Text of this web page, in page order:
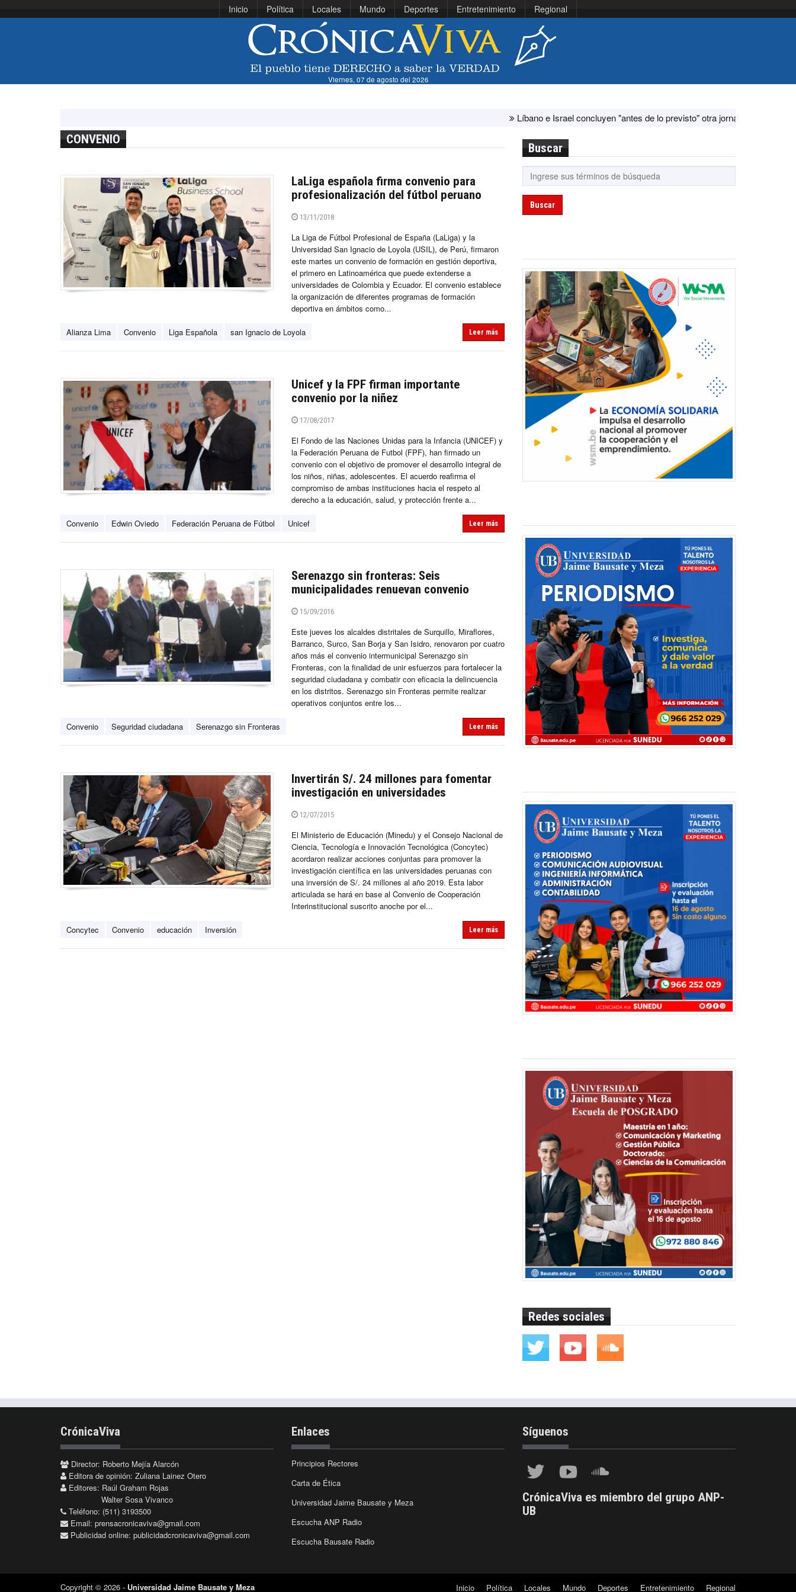
Inicio Política Locales Mundo Deportes Entretenimiento Regional
Viernes, 07 de agosto del 2026
Líbano e Israel concluyen "antes de lo previsto" otra jornada de diálogo por
CONVENIO
LaLiga española firma convenio para
profesionalización del fútbol peruano
13/11/2018
La Liga de Fútbol Profesional de España (LaLiga) y la
Universidad San Ignacio de Loyola (USIL), de Perú, firmaron
este martes un convenio de formación en gestión deportiva,
el primero en Latinoamérica que puede extenderse a
universidades de Colombia y Ecuador. El convenio establece
la organización de diferentes programas de formación
deportiva en ámbitos como...
Alianza Lima Convenio Liga Española san Ignacio de Loyola Leer más
Unicef y la FPF firman importante
convenio por la niñez
17/08/2017
El Fondo de las Naciones Unidas para la Infancia (UNICEF) y
la Federación Peruana de Futbol (FPF), han firmado un
convenio con el objetivo de promover el desarrollo integral de
los niños, niñas, adolescentes. El acuerdo reafirma el
compromiso de ambas instituciones hacia el respeto al
derecho a la educación, salud, y protección frente a...
Convenio Edwin Oviedo Federación Peruana de Fútbol Unicef Leer más
Serenazgo sin fronteras: Seis
municipalidades renuevan convenio
15/09/2016
Este jueves los alcaldes distritales de Surquillo, Miraflores,
Barranco, Surco, San Borja y San Isidro, renovaron por cuatro
años más el convenio intermunicipal Serenazgo sin
Fronteras, con la finalidad de unir esfuerzos para fortalecer la
seguridad ciudadana y combatir con eficacia la delincuencia
en los distritos. Serenazgo sin Fronteras permite realizar
operativos conjuntos entre los...
Convenio Seguridad ciudadana Serenazgo sin Fronteras Leer más
Invertirán S/. 24 millones para fomentar
investigación en universidades
12/07/2015
El Ministerio de Educación (Minedu) y el Consejo Nacional de
Ciencia, Tecnología e Innovación Tecnológica (Concytec)
acordaron realizar acciones conjuntas para promover la
investigación científica en las universidades peruanas con
una inversión de S/. 24 millones al año 2019. Esta labor
articulada se hará en base al Convenio de Cooperación
Interinstitucional suscrito anoche por el...
Concytec Convenio educación Inversión Leer más
Buscar
Buscar
Redes sociales
CrónicaViva
Director: Roberto Mejía Alarcón
Editora de opinión: Zuliana Lainez Otero
Editores: Raúl Graham Rojas
Walter Sosa Vivanco
Teléfono: (511) 3193500
Email: prensacronicaviva@gmail.com
Publicidad online: publicidadcronicaviva@gmail.com
Enlaces
Principios Rectores
Carta de Ética
Universidad Jaime Bausate y Meza
Escucha ANP Radio
Escucha Bausate Radio
Síguenos
CrónicaViva es miembro del grupo ANP-
UB
Copyright © 2026 - Universidad Jaime Bausate y Meza Inicio Política Locales Mundo Deportes Entretenimiento Regional